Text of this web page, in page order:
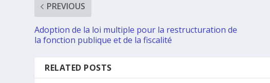
PREVIOUS
Adoption de la loi multiple pour la restructuration de
la fonction publique et de la fiscalité
RELATED POSTS